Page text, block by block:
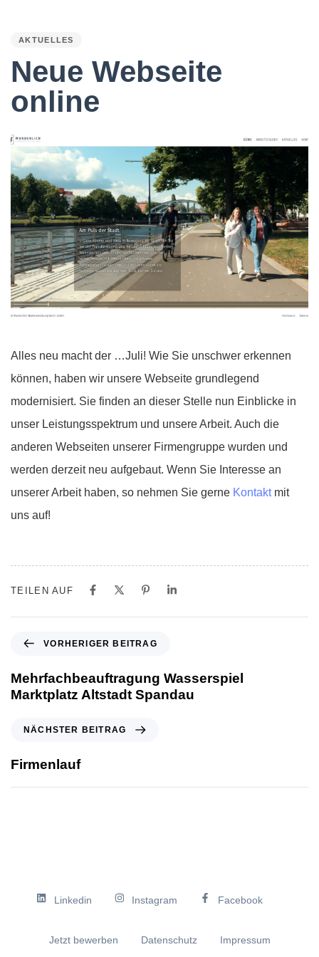
AKTUELLES
Neue Webseite
online
Alles neu macht der …Juli! Wie Sie unschwer erkennen
können, haben wir unsere Webseite grundlegend
modernisiert. Sie finden an dieser Stelle nun Einblicke in
unser Leistungsspektrum und unsere Arbeit. Auch die
anderen Webseiten unserer Firmengruppe wurden und
werden derzeit neu aufgebaut. Wenn Sie Interesse an
unserer Arbeit haben, so nehmen Sie gerne Kontaktmit
uns auf!
TEILEN AUF
VORHERIGER BEITRAG
Mehrfachbeauftragung Wasserspiel
Marktplatz Altstadt Spandau
NÄCHSTER BEITRAG
Firmenlauf
Linkedin Instagram Facebook
Jetzt bewerben Datenschutz Impressum